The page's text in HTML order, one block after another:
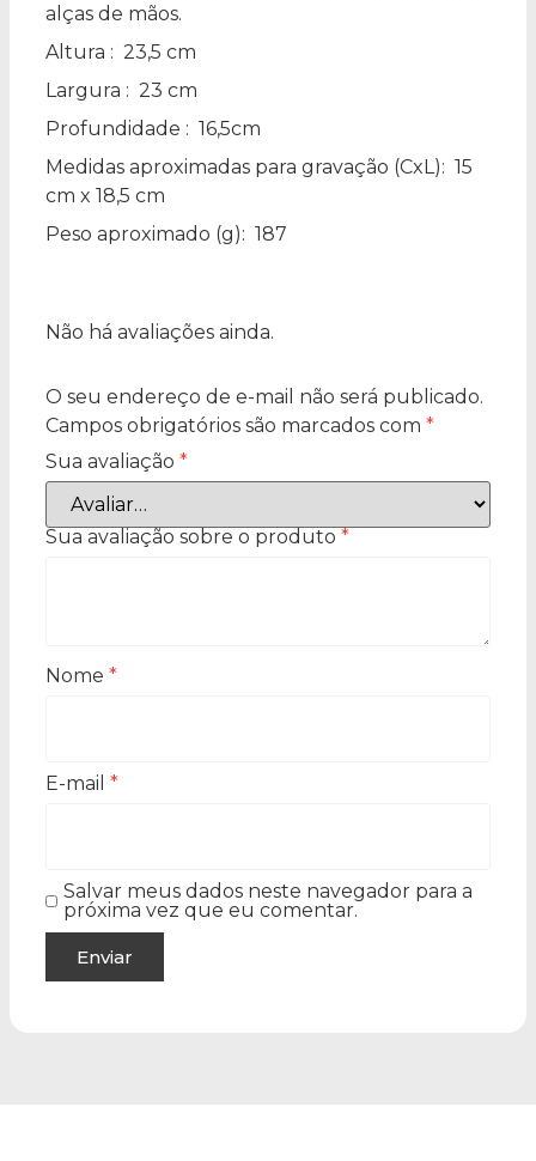
alças de mãos.
Altura : 23,5 cm
Largura : 23 cm
Profundidade : 16,5cm
Medidas aproximadas para gravação (CxL): 15
cm x 18,5 cm
Peso aproximado (g): 187
Não há avaliações ainda.
O seu endereço de e-mail não será publicado.
Campos obrigatórios são marcados com *
Sua avaliação *
Sua avaliação sobre o produto *
Nome *
E-mail *
Salvar meus dados neste navegador para a
próxima vez que eu comentar.